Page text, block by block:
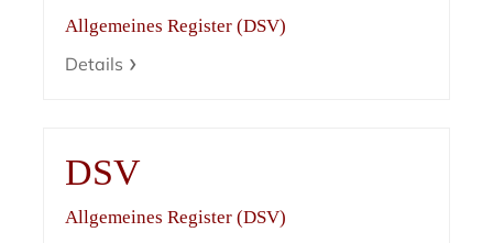
Allgemeines Register (DSV)
Details
DSV
Allgemeines Register (DSV)